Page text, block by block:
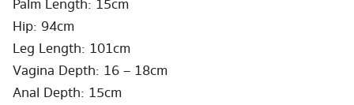
Palm Length: 15cm
Hip: 94cm
Leg Length: 101cm
Vagina Depth: 16 – 18cm
Anal Depth: 15cm